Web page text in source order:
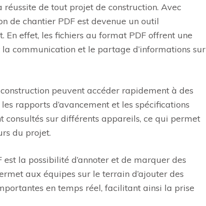
de tout projet de construction. Avec
de chantier PDF est devenue un outil
effet, les fichiers au format PDF offrent une
communication et le partage d’informations sur
peuvent accéder rapidement à des
rapports d’avancement et les spécifications
consultés sur différents appareils, ce qui permet
du projet.
la possibilité d’annoter et de marquer des
aux équipes sur le terrain d’ajouter des
en temps réel, facilitant ainsi la prise